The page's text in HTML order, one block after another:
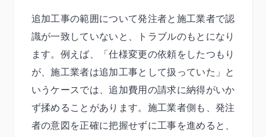
追加工事の範囲について発注者と施工業者で認
識が一致していないと、トラブルのもとになり
ます。例えば、「仕様変更の依頼をしたつもり
が、施工業者は追加工事として扱っていた」と
いうケースでは、追加費用の請求に納得がいか
ず揉めることがあります。施工業者側も、発注
者の意図を正確に把握せずに工事を進めると、